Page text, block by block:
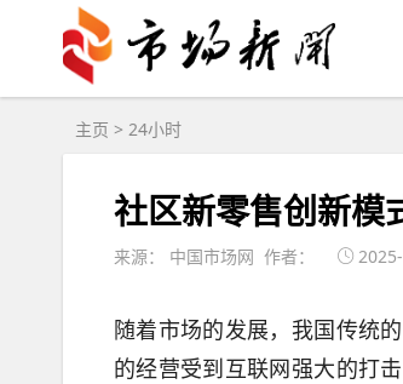
主页 > 24小时
社区新零售创新模
来源： 中国市场网 作者：
随着市场的发展，我国传统
的经营受到互联网强大的打